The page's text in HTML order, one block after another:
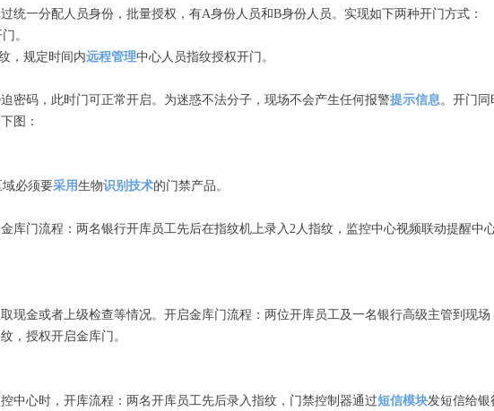
一分配人员身份，批量授权，有A身份人员和B身份人员。实现如下两种开门方式：
。
，规定时间内远程管理中心人员指纹授权开门。
码，此时门可正常开启。为迷惑不法分子，现场不会产生任何报警提示信息。开门
图：
必须要采用生物识别技术的门禁产品。
门流程：两名银行开库员工先后在指纹机上录入2人指纹，监控中心视频联动提醒中
金或者上级检查等情况。开启金库门流程：两位开库员工及一名银行高级主管到现场
，授权开启金库门。
心时，开库流程：两名开库员工先后录入指纹，门禁控制器通过短信模块发短信给银